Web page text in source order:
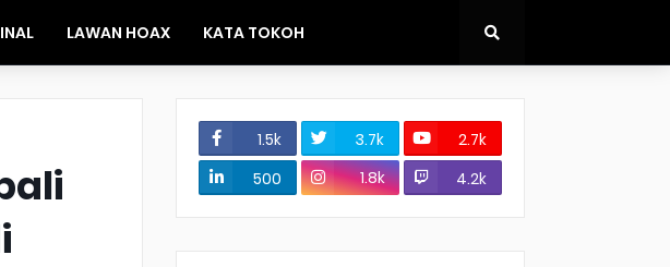
LAWAN HOAX KATA TOKOH
1.5k 3.7k
2.7k
500
1.8k 4.2k